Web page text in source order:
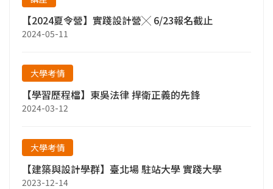
【2024夏令營】實踐設計營╳ 6/23報名截止
2024-05-11
大學考情
【學習歷程檔】東吳法律 捍衛正義的先鋒
2024-03-12
大學考情
【建築與設計學群】臺北場 駐站大學 實踐大學
2023-12-14